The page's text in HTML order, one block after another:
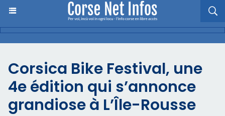
Corsica Bike Festival, une
4e édition qui s’annonce
grandiose à L’Île-Rousse